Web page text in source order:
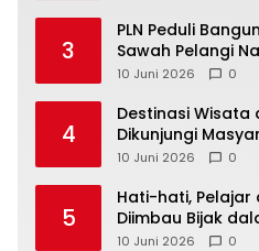
3
‎PLN Peduli
Sawah Pelangi
10 Juni 2026 0
4
‎Destinasi Wisata
Dikunjungi
Akhir Pekan
10 Juni 2026 0
5
‎Hati-hati, Pelajar
Diimbau Bijak
10 Juni 2026 0